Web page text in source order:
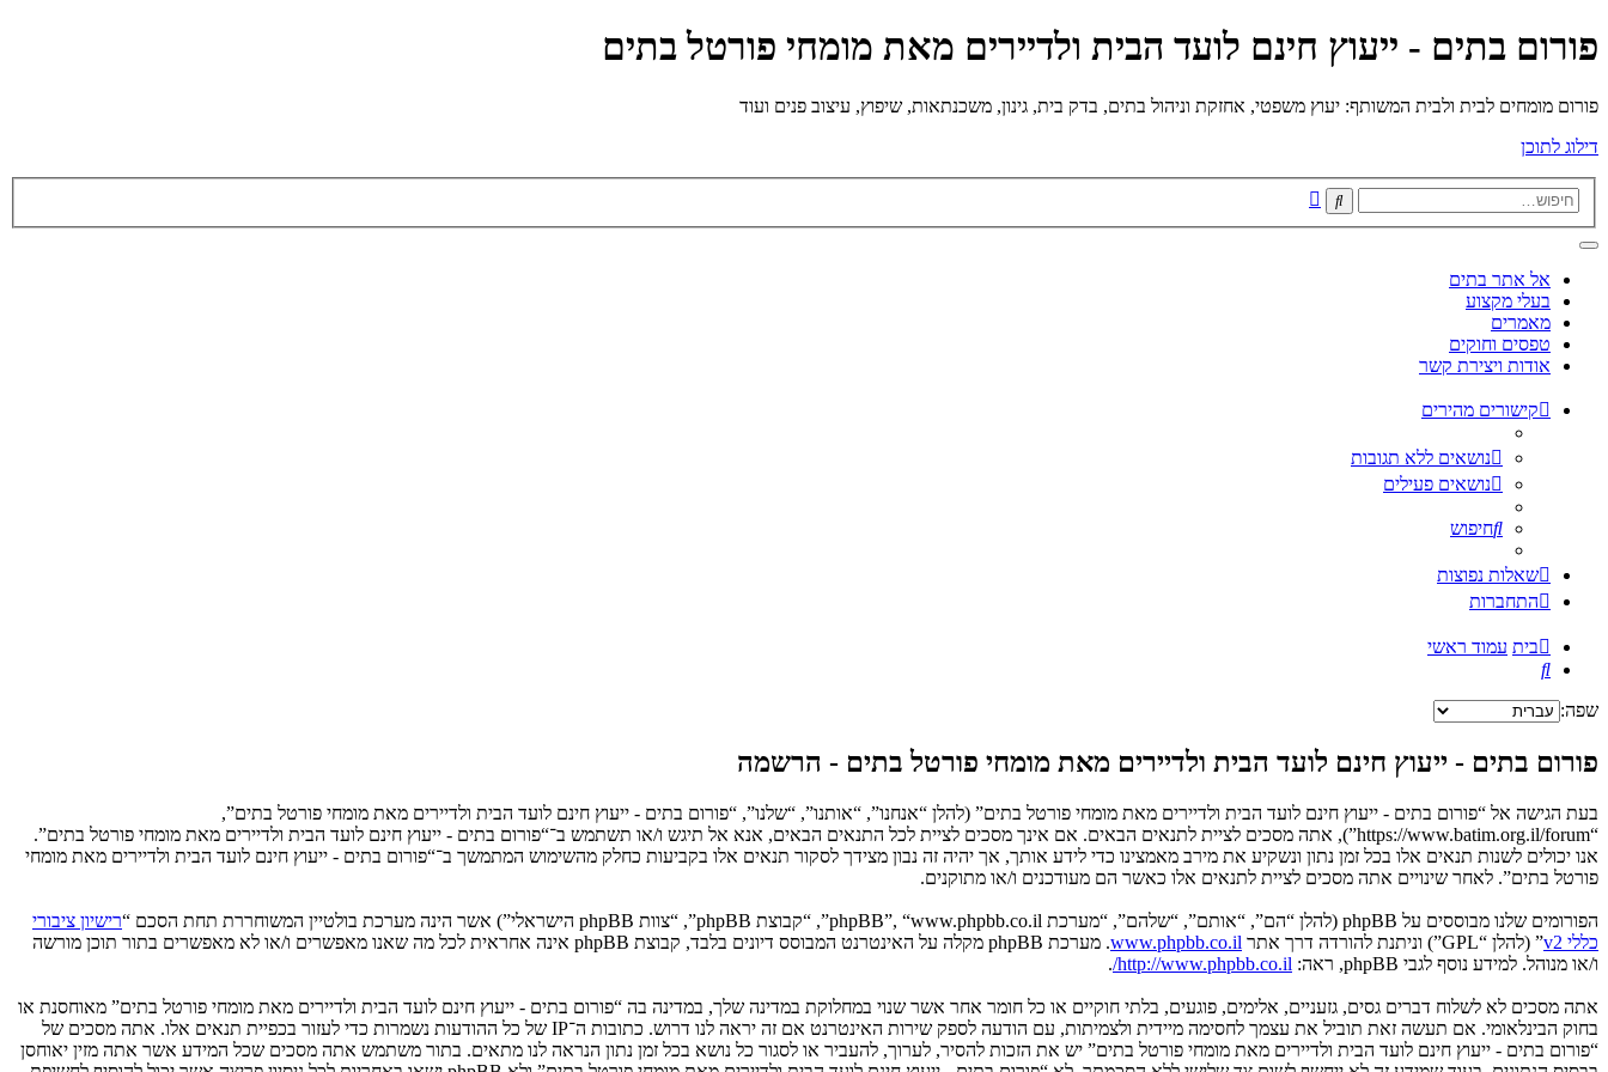
פורום בתים - ייעוץ חינם לועד הבית ולדיירים מאת מומחי פורטל בתים
פורום מומחים לבית ולבית המשותף: יעוץ משפטי, אחזקת וניהול בתים, בדק בית, גינון, משכנתאות, שיפוץ, עיצוב פנים ועוד
דילוג לתוכן
חיפוש
אל אתר בתים
בעלי מקצוע
מאמרים
טפסים וחוקים
אודות ויצירת קשר
קישורים מהירים
נושאים ללא תגובות
נושאים פעילים
חיפוש
שאלות נפוצות
התחברות
בית עמוד ראשי
חיפוש
שפה:
פורום בתים - ייעוץ חינם לועד הבית ולדיירים מאת מומחי פורטל בתים - הרשמה
בעת הגישה אל “פורום בתים - ייעוץ חינם לועד הבית ולדיירים מאת מומחי פורטל בתים” (להלן “אנחנו”, “אותנו”, “שלנו”, “פורום בתים - ייעוץ חינם לועד הבית ולדיירים מאת מומחי פורטל בתים”,
“https://www.batim.org.il/forum”), אתה מסכים לציית לתנאים הבאים. אם אינך מסכים לציית לכל התנאים הבאים, אנא אל תיגש ו/או תשתמש ב־“פורום בתים - ייעוץ חינם לועד הבית ולדיירים מאת מומחי פורטל בתים”.
אנו יכולים לשנות תנאים אלו בכל זמן נתון ונשקיע את מירב מאמצינו כדי לידע אותך, אך יהיה זה נבון מצידך לסקור תנאים אלו בקביעות כחלק מהשימוש המתמשך ב־“פורום בתים - ייעוץ חינם לועד הבית ולדיירים מאת מומחי
פורטל בתים”. לאחר שינויים אתה מסכים לציית לתנאים אלו כאשר הם מעודכנים ו/או מתוקנים.
הפורומים שלנו מבוססים על phpBB (להלן “הם”, “אותם”, “שלהם”, “מערכת phpBB”, “www.phpbb.co.il”, “קבוצת phpBB”, “צוות phpBB הישראלי”) אשר הינה מערכת בולטיין המשוחררת תחת הסכם “
רישיון ציבורי
כללי v2
” (להלן “GPL”) וניתנת להורדה דרך אתר www.phpbb.co.il
. מערכת phpBB מקלה על האינטרנט המבוסס דיונים בלבד, קבוצת phpBB אינה אחראית לכל מה שאנו מאפשרים ו/או לא מאפשרים בתור תוכן מורשה
ו/או מנוהל. למידע נוסף לגבי phpBB, ראה:
http://www.phpbb.co.il/
.
אתה מסכים לא לשלוח דברים גסים, גזעניים, אלימים, פוגעים, בלתי חוקיים או כל חומר אחר אשר שנוי במחלוקת במדינה שלך, במדינה בה “פורום בתים - ייעוץ חינם לועד הבית ולדיירים מאת מומחי פורטל בתים” מאוחסנת או
בחוק הבינלאומי. אם תעשה זאת תוביל את עצמך לחסימה מיידית ולצמיתות, עם הודעה לספק שירות האינטרנט אם זה יראה לנו דרוש. כתובות ה־IP של כל ההודעות נשמרות כדי לעזור בכפיית תנאים אלו. אתה מסכים של
“פורום בתים - ייעוץ חינם לועד הבית ולדיירים מאת מומחי פורטל בתים” יש את הזכות להסיר, לערוך, להעביר או לסגור כל נושא בכל זמן נתון הנראה לנו מתאים. בתור משתמש אתה מסכים שכל המידע אשר אתה מזין יאוחסן